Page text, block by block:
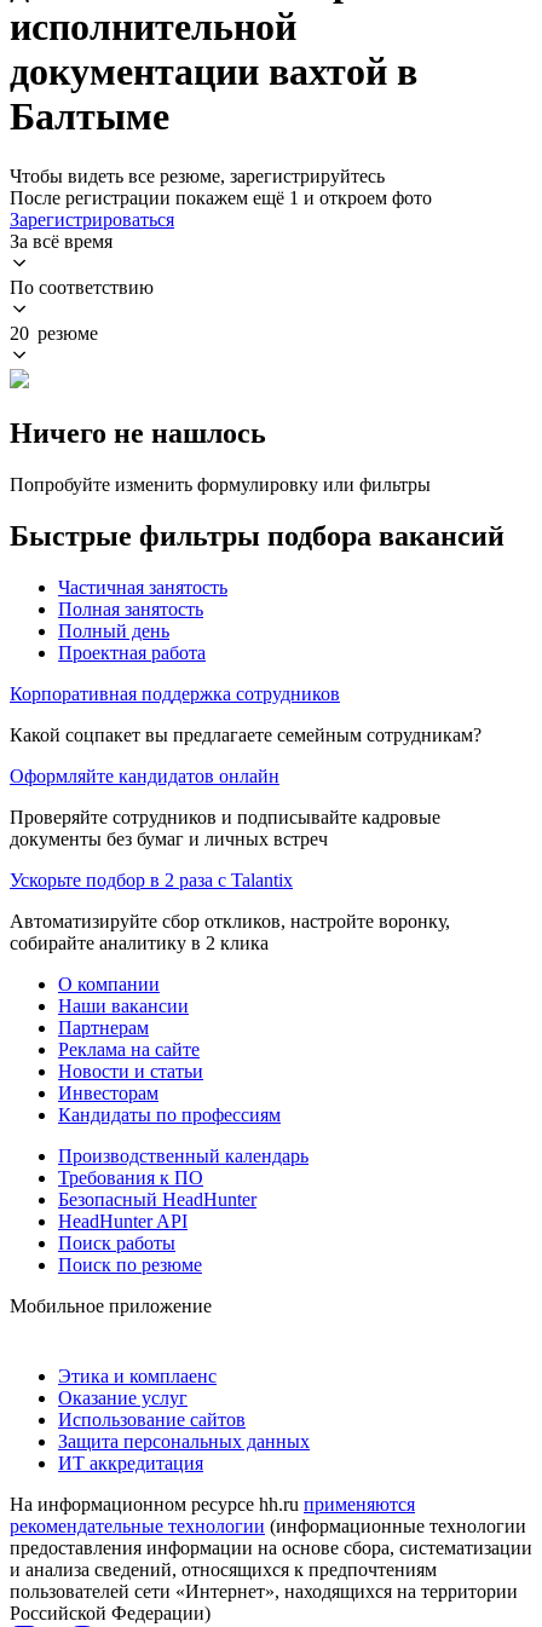
исполнительной
документации вахтой в
Балтыме
Чтобы видеть все резюме, зарегистрируйтесь
После регистрации покажем ещё 1 и откроем фото
Зарегистрироваться
За всё время
По соответствию
20 резюме
Ничего не нашлось
Попробуйте изменить формулировку или фильтры
Быстрые фильтры подбора вакансий
Частичная занятость
Полная занятость
Полный день
Проектная работа
Корпоративная поддержка сотрудников
Какой соцпакет вы предлагаете семейным сотрудникам?
Оформляйте кандидатов онлайн
Проверяйте сотрудников и подписывайте кадровые
документы без бумаг и личных встреч
Ускорьте подбор в 2 раза с Talantix
Автоматизируйте сбор откликов, настройте воронку,
собирайте аналитику в 2 клика
О компании
Наши вакансии
Партнерам
Реклама на сайте
Новости и статьи
Инвесторам
Кандидаты по профессиям
Производственный календарь
Требования к ПО
Безопасный HeadHunter
HeadHunter API
Поиск работы
Поиск по резюме
Мобильное приложение
Этика и комплаенс
Оказание услуг
Использование сайтов
Защита персональных данных
ИТ аккредитация
На информационном ресурсе hh.ru применяются
рекомендательные технологии (информационные технологии
предоставления информации на основе сбора, систематизации
и анализа сведений, относящихся к предпочтениям
пользователей сети «Интернет», находящихся на территории
Российской Федерации)